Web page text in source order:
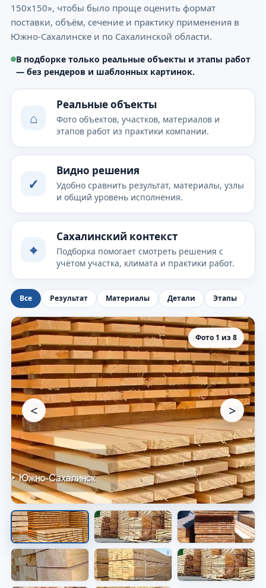
150х150», чтобы было проще оценить формат
поставки, объём, сечение и практику применения в
Южно-Сахалинске и по Сахалинской области.
В подборке только реальные объекты и этапы работ
— без рендеров и шаблонных картинок.
⌂
Реальные объекты
Фото объектов, участков, материалов и
этапов работ из практики компании.
✓
Видно решения
Удобно сравнить результат, материалы, узлы
и общий уровень исполнения.
⌖
Сахалинский контекст
Подборка помогает смотреть решения с
учётом участка, климата и практики работ.
Все Результат Материалы Детали Этапы
Фото 1 из 8
<
Материалы для объекта
Видно материал, который используют в
>